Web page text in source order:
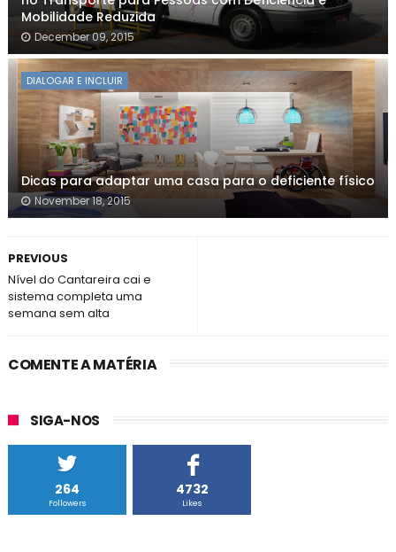
Mobilidade Reduzida
December 09, 2015
DIALOGAR E INCLUIR
Dicas para adaptar uma casa para o deficiente físico
November 18, 2015
PREVIOUS
Nível do Cantareira cai e
sistema completa uma
semana sem alta
COMENTE A MATÉRIA
SIGA-NOS
264
Followers
4732
Likes